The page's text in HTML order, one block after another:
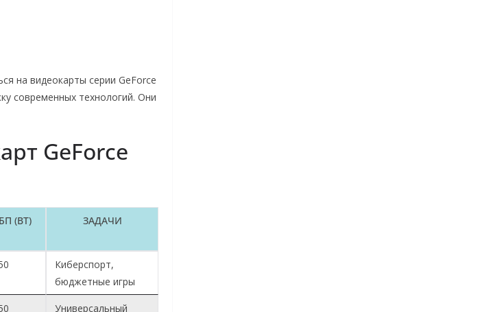
на видеокарты серии GeForce
современных технологий. Они
GeForce
БП (ВТ) ЗАДАЧИ
Киберспорт,
бюджетные игры
Универсальный